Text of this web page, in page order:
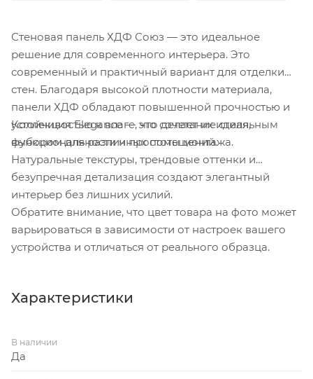
Стеновая панель ХДФ Союз — это идеальное
решение для современного интерьера. Это
современный и практичный вариант для отделки
стен. Благодаря высокой плотности материала,
панели ХДФ обладают повышенной прочностью и
устойчивостью к влаге, что делает их идеальным
выбором для различных помещений.
Коллекция Elegance — это сочетание стиля,
функциональности и простоты монтажа.
Натуральные текстуры, трендовые оттенки и
безупречная детализация создают элегантный
интерьер без лишних усилий.
Обратите внимание, что цвет товара на фото может
варьироваться в зависимости от настроек вашего
устройства и отличаться от реального образца.
Характеристики
В наличии
Да